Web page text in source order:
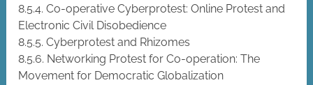
8.5.4. Co-operative Cyberprotest: Online Protest and
Electronic Civil Disobedience
8.5.5. Cyberprotest and Rhizomes
8.5.6. Networking Protest for Co-operation: The
Movement for Democratic Globalization